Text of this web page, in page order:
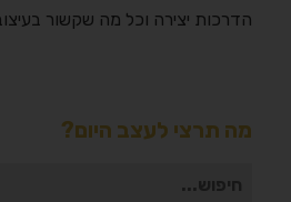
הדרכות יצירה וכל מה שקשור בעיצוב
מה תרצי לעצב היום?
חיפוש